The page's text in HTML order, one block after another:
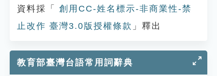
資料採「
創用CC-姓名標示-非商業性-禁
止改作 臺灣3.0版授權條款 」釋出
教育部臺灣台語常用詞辭典